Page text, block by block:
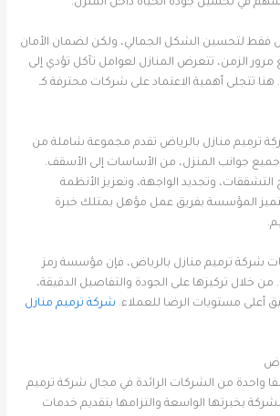
في تحسين جودة الحياة داخل المنزل.
فقط لتحسين الشكل الجمالي، ولكن لضمان الأمان
مرور الزمن، تتعرض المنازل لعوامل تآكل تؤدي إلى
هنا تتجلى أهمية الاعتماد على شركات محترفة كـ
ترميم منازل بالرياض تقدم مجموعة شاملة من
جوانب المنزل، من الأساسات إلى الأسقف.
وتجديد الواجهة، وتعزيز الأنظمة
تتميز المؤسسة بفريق عمل مؤهل يمتلك خبرة
شركة ترميم منازل بالرياض، فإن مؤسسة رمز
من خلال تركيزها على الجودة والتفاصيل الدقيقة،
مستويات الرضا للعملاء. شركة ترميم منازل
واحدة من الشركات الرائدة في مجال شركة ترميم
بخبرتها الواسعة والتزامها بتقديم خدمات